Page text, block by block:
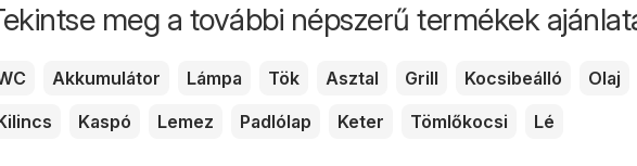
meg a további népszerű termékek
Akkumulátor Lámpa Tök Asztal Grill Kocsibeálló
Olaj
Kaspó Lemez Padlólap Keter Tömlőkocsi Lé